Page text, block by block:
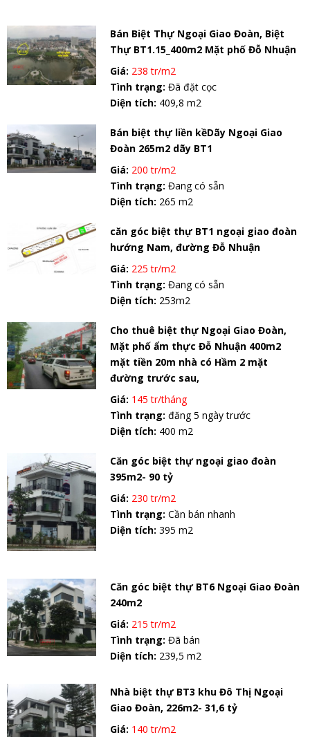
Bán Biệt Thự Ngoại Giao Đoàn, Biệt
Thự BT1.15_400m2 Mặt phố Đỗ Nhuận
Giá: 238 tr/m2
Tình trạng:Đã đặt cọc
Diện tích: 409,8 m2
Bán biệt thự liền kềDãy Ngoại Giao
Đoàn 265m2 dãy BT1
Giá: 200 tr/m2
Tình trạng:Đang có sẵn
Diện tích: 265 m2
căn góc biệt thự BT1 ngoại giao đoàn
hướng Nam, đường Đỗ Nhuận
Giá: 225 tr/m2
Tình trạng:Đang có sẵn
Diện tích: 253m2
Cho thuê biệt thự Ngoại Giao Đoàn,
Mặt phố ẩm thực Đỗ Nhuận 400m2
mặt tiền 20m nhà có Hầm 2 mặt
đường trước sau,
Giá: 145 tr/tháng
Tình trạng:đăng 5 ngày trước
Diện tích: 400 m2
Căn góc biệt thự ngoại giao đoàn
395m2- 90 tỷ
Giá: 230 tr/m2
Tình trạng:Cần bán nhanh
Diện tích:395 m2
Căn góc biệt thự BT6 Ngoại Giao Đoàn
240m2
Giá: 215 tr/m2
Tình trạng:Đã bán
Diện tích: 239,5 m2
Nhà biệt thự BT3 khu Đô Thị Ngoại
Giao Đoàn, 226m2- 31,6 tỷ
Giá: 140 tr/m2